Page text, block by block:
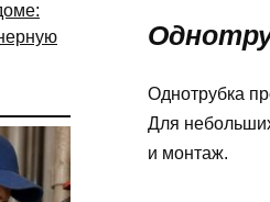
Однотрубка
Для
и монтаж.